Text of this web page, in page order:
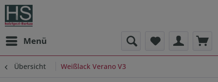
Menü
Übersicht Weißlack Verano V3